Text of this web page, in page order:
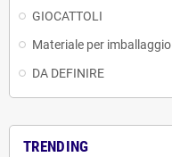
GIOCATTOLI
Materiale per imballaggio
DA DEFINIRE
TRENDING